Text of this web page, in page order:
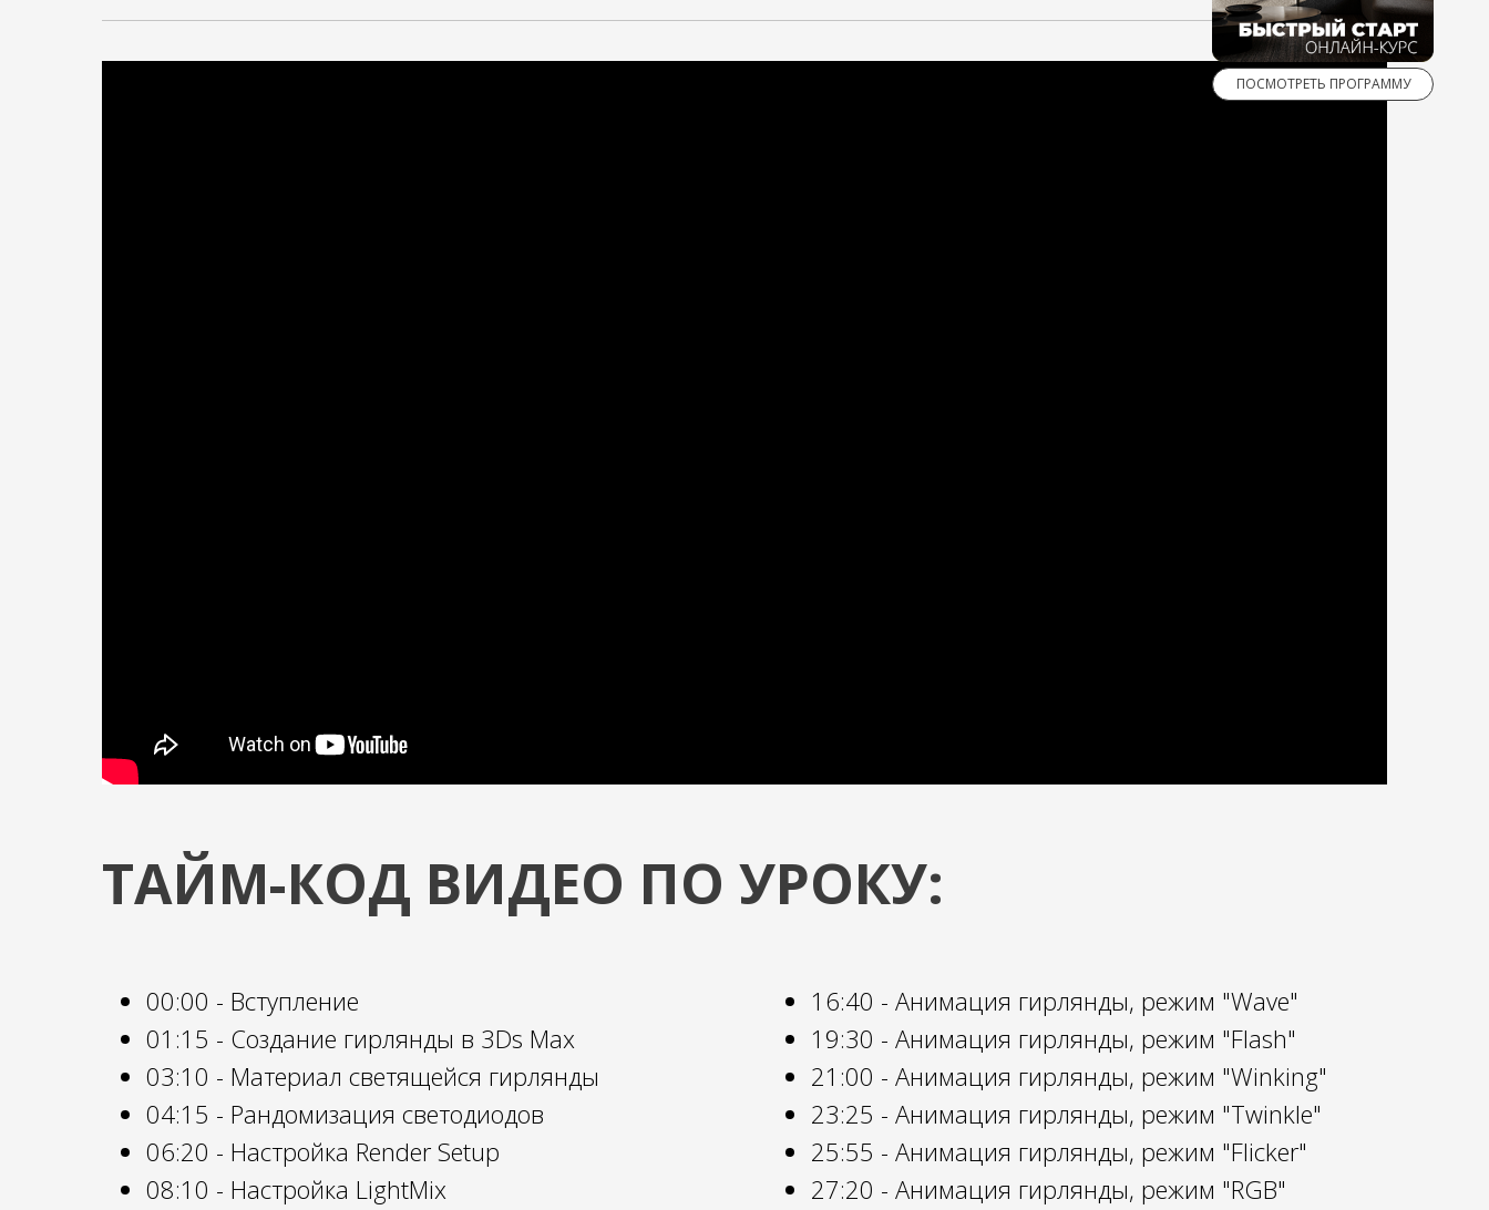
ПОСМОТРЕТЬ ПРОГРАММУ
ТАЙМ-КОД ВИДЕО ПО УРОКУ:
00:00 - Вступление
01:15 - Создание гирлянды в 3Ds Max
03:10 - Материал светящейся гирлянды
04:15 - Рандомизация светодиодов
06:20 - Настройка Render Setup
08:10 - Настройка LightMix
16:40 - Анимация гирлянды, режим "Wave"
19:30 - Анимация гирлянды, режим "Flash"
21:00 - Анимация гирлянды, режим "Winking"
23:25 - Анимация гирлянды, режим "Twinkle"
25:55 - Анимация гирлянды, режим "Flicker"
27:20 - Анимация гирлянды, режим "RGB"